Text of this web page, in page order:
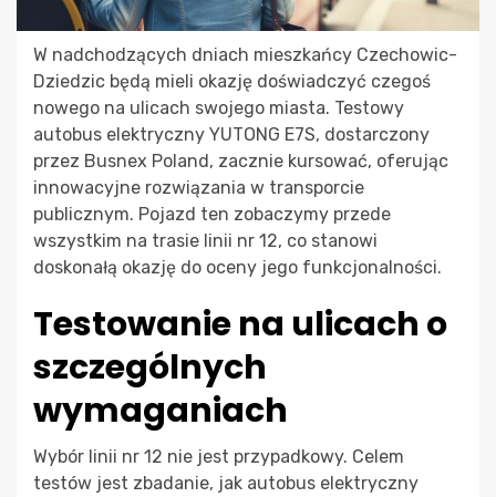
W nadchodzących dniach mieszkańcy Czechowic-
Dziedzic będą mieli okazję doświadczyć czegoś
nowego na ulicach swojego miasta. Testowy
autobus elektryczny YUTONG E7S, dostarczony
przez Busnex Poland, zacznie kursować, oferując
innowacyjne rozwiązania w transporcie
publicznym. Pojazd ten zobaczymy przede
wszystkim na trasie linii nr 12, co stanowi
doskonałą okazję do oceny jego funkcjonalności.
Testowanie na ulicach o
szczególnych
wymaganiach
Wybór linii nr 12 nie jest przypadkowy. Celem
testów jest zbadanie, jak autobus elektryczny